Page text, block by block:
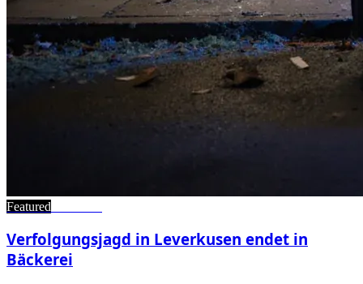
Featured
Verfolgungsjagd in Leverkusen endet in
Bäckerei